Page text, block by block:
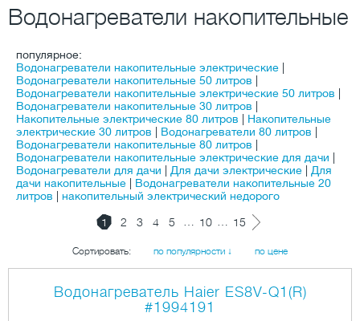
Водонагреватели накопительные
популярное:
Водонагреватели накопительные электрические
Водонагреватели накопительные 50 литров
Водонагреватели накопительные электрические 50 литров
Водонагреватели накопительные 30 литров
Накопительные электрические 80 литров
Накопительные
электрические 30 литров
Водонагреватели 80 литров
Водонагреватели накопительные 80 литров
Водонагреватели накопительные электрические для дачи
Водонагреватели для дачи
Для дачи электрические
Для
дачи накопительные
Водонагреватели накопительные 20
литров
накопительный электрический недорого
1 2 3 4 5 10 15
Сортировать: по популярности ↓ по цене
Водонагреватель Haier ES8V-Q1(R)
#1994191